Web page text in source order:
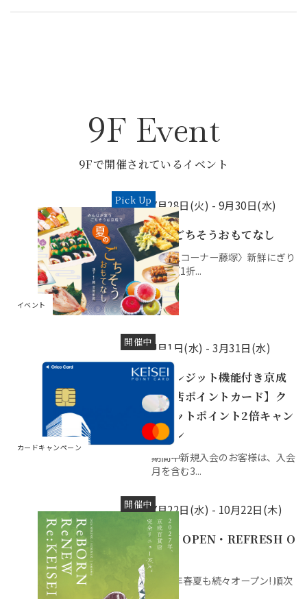
9F Event
9Fで開催されているイベント
Pick Up
イベント
7月28日(火) - 9月30日(水)
夏のごちそうおもてなし
〈鮮魚コーナー藤塚〉新鮮にぎり
寿司（1折...
開催中
カードキャンペーン
4月1日(水) -3月31日(水)
【クレジット機能付き京成
百貨店ポイントカード】ク
レジットポイント2倍キャン
ペーン
期間中新規入会のお客様は、入会
月を含む3...
開催中7月22日(水) - 10月22日(木)
NEW OPEN・REFRESH O
PEN
2026年春夏も続々オープン! 順次